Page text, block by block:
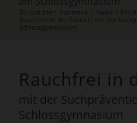
Du bist hier: Startseite News
Rauchfrei in die Zukunft mit der
Schlossgymnasium
Rauchfrei in
mit der
Schlossgymnasium